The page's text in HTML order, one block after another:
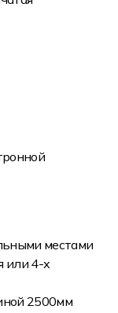
местами
или 4-х
2500мм